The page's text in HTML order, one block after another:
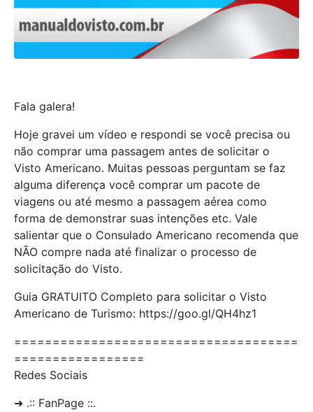
Fala galera!
Hoje gravei um vídeo e respondi se você precisa ou
não comprar uma passagem antes de solicitar o
Visto Americano. Muitas pessoas perguntam se faz
alguma diferença você comprar um pacote de
viagens ou até mesmo a passagem aérea como
forma de demonstrar suas intenções etc. Vale
salientar que o Consulado Americano recomenda que
NÃO compre nada até finalizar o processo de
solicitação do Visto.
Guia GRATUITO Completo para solicitar o Visto
Americano de Turismo: https://goo.gl/QH4hz1
=====================================
=================
Redes Sociais
➜ .:: FanPage ::.